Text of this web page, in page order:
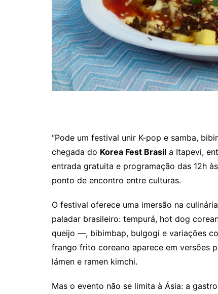
“Pode um festival unir K-pop e samba,
chegada do Korea Fest Brasil a Itapevi,
entrada gratuita e programação das 12h
ponto de encontro entre culturas.
O festival oferece uma imersão na
paladar brasileiro: tempurá, hot dog
queijo —, bibimbap, bulgogi e variações
frango frito coreano aparece em versões
lámen e ramen kimchi.
Mas o evento não se limita à Ásia: a